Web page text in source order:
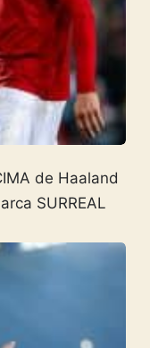
de Haaland
SURREAL